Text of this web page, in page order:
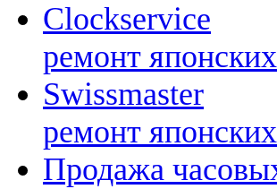
Clockservice
ремонт
Swissmaster
ремонт
Продажа